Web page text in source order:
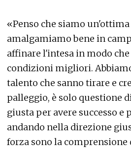
«Penso che siamo un'ottima
amalgamiamo bene in
affinare l'intesa in modo
condizioni migliori.
talento che sanno tirare e
palleggio, è solo questione
giusta per avere successo e
andando nella direzione
forza sono la comprensione